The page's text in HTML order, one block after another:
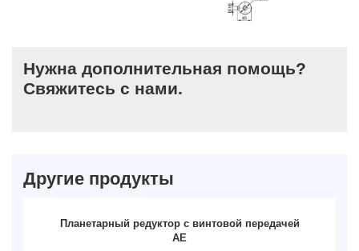
Нужна дополнительная помощь?
Свяжитесь с нами.
Другие продукты
Планетарный редуктор с винтовой передачей
AE